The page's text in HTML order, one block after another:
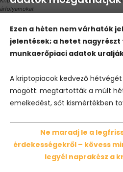
árfolyamokat
Ezen a héten nem várhatók
jelentések; a hetet
munkaerőpiaci adatok
A kriptopiacok kedvező
mögött: megtartották a múlt
emelkedést, sőt kismértékben
Ne maradj le a
érdekességekről – kövess
legyél naprakész a